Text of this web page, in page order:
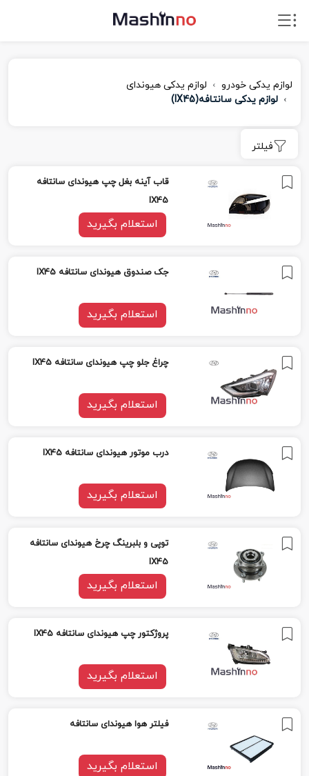
لوازم یدکی خودرو
لوازم یدکی هیوندای
لوازم یدکی سانتافه(IX45)
فیلتر
قاب آینه بغل چپ هیوندای سانتافه
IX45
استعلام بگیرید
جک صندوق هیوندای سانتافه IX45
استعلام بگیرید
چراغ جلو چپ هیوندای سانتافه IX45
استعلام بگیرید
درب موتور هیوندای سانتافه IX45
استعلام بگیرید
توپی و بلبرینگ چرخ هیوندای سانتافه
IX45
استعلام بگیرید
پروژکتور چپ هیوندای سانتافه IX45
استعلام بگیرید
فیلتر هوا هیوندای سانتافه
استعلام بگیرید